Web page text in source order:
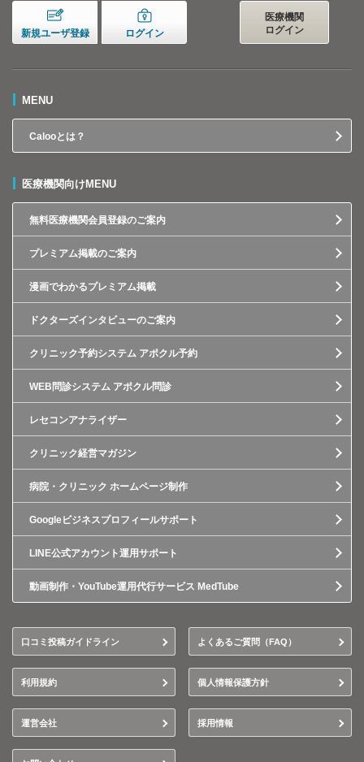
新規ユーザ登録 ログイン
医療機関
ログイン
MENU
Calooとは？
医療機関向けMENU
無料医療機関会員登録のご案内
プレミアム掲載のご案内
漫画でわかるプレミアム掲載
ドクターズインタビューのご案内
クリニック予約システム アポクル予約
WEB問診システム アポクル問診
レセコンアナライザー
クリニック経営マガジン
病院・クリニック ホームページ制作
Googleビジネスプロフィールサポート
LINE公式アカウント運用サポート
動画制作・YouTube運用代行サービス MedTube
口コミ投稿ガイドライン よくあるご質問（FAQ）
利用規約 個人情報保護方針
運営会社 採用情報